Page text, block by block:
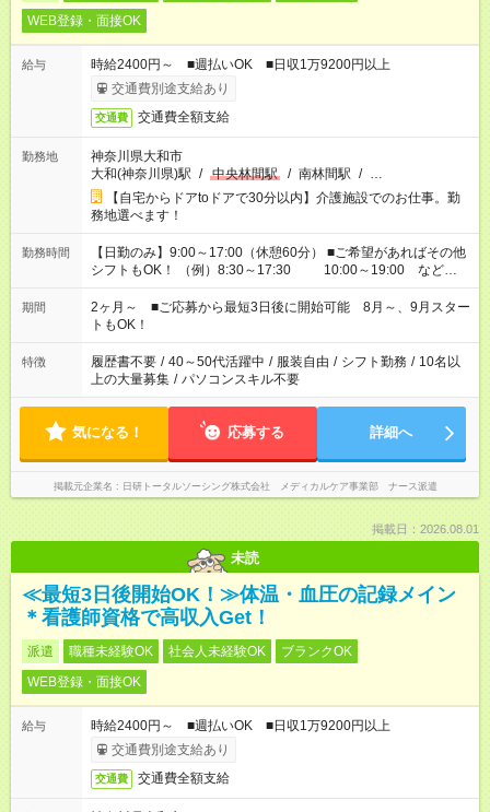
WEB登録・面接OK
給与
時給2400円～ ■週払いOK ■日収1万9200円以上
交通費別途支給あり
交通費 交通費全額支給
勤務地
神奈川県大和市
大和(神奈川県)駅 / 中央林間駅 / 南林間駅 / …
【自宅からドアtoドアで30分以内】介護施設でのお仕事。勤
務地選べます！
勤務時間
【日勤のみ】9:00～17:00（休憩60分） ■ご希望があればその他
シフトもOK！ （例）8:30～17:30 10:00～19:00 など
「家族とお休みを合わせたい」 「できれば残業はしたくない」
など、あなたのご希望に沿ったお仕事をご紹介します！ ※Wワ
ーク希望の方へ 今ご覧のお仕事で希望する勤務時間と、もう1つ
のお仕事の勤務時間。 合計で週40時間を超える場合は応募でき
ません
期間
2ヶ月～ ■ご応募から最短3日後に開始可能 8月～、9月スター
トもOK！
特徴 履歴書不要 / 40～50代活躍中 / 服装自由 / シフト勤務 / 10名以
上の大量募集 / パソコンスキル不要
気になる！ 応募する 詳細へ
掲載元企業名 日研トータルソーシング株式会社 メディカルケア事業部 ナース派遣
掲載日：2026.08.01
未読
≪最短3日後開始OK！≫体温・血圧の記録メイン
＊看護師資格で高収入Get！
派遣 職種未経験OK 社会人未経験OK
ブランクOK
WEB登録・面接OK
給与
時給2400円～ ■週払いOK ■日収1万9200円以上
交通費別途支給あり
交通費 交通費全額支給